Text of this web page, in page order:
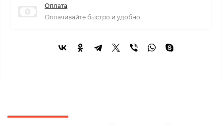
Оплата
Оплачивайте быстро и удобно